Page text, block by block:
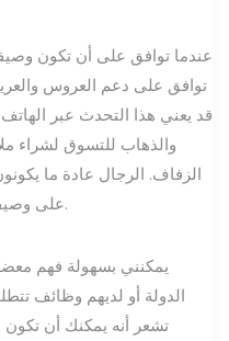
عندما توافق على أن تكون
توافق على دعم العروس
قد يعني هذا التحدث عبر
والذهاب للتسوق لشراء
الزفاف. الرجال عادة ما
على وصيفات الشرف أكثر من رفقاء العريس.
يمكنني بسهولة فهم
الدولة أو لديهم وظائف
تشعر أنه يمكنك أن